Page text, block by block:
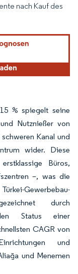
Namensnennung
nach Kauf des
% spiegelt seine
Nutznießer von
Kanal und
wider. Diese
Büros,
–, was die
Gewerbebau-
durch
den Status einer
CAGR von
und
und Menemen